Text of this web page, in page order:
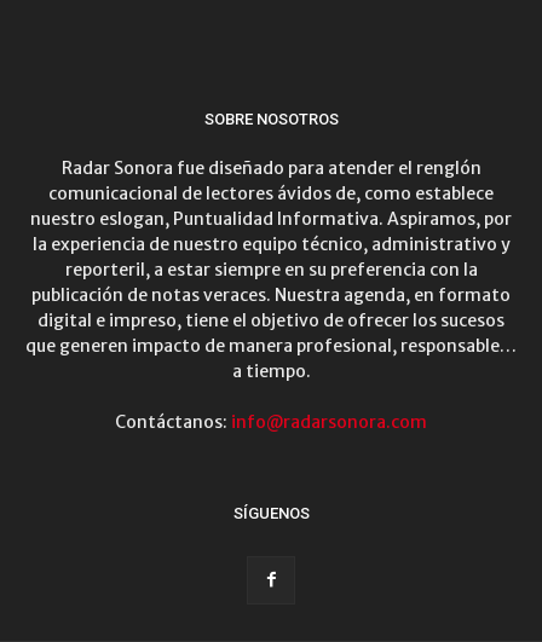
SOBRE NOSOTROS
Radar Sonora fue diseñado para atender el renglón
comunicacional de lectores ávidos de, como establece
nuestro eslogan, Puntualidad Informativa. Aspiramos, por
la experiencia de nuestro equipo técnico, administrativo y
reporteril, a estar siempre en su preferencia con la
publicación de notas veraces. Nuestra agenda, en formato
digital e impreso, tiene el objetivo de ofrecer los sucesos
que generen impacto de manera profesional, responsable…
a tiempo.
Contáctanos: info@radarsonora.com
SÍGUENOS